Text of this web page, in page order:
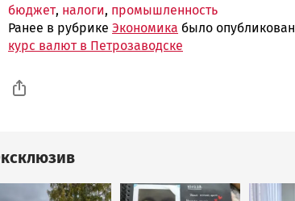
бюджет, налоги, промышленность
Ранее в рубрике Экономика было
курс валют в Петрозаводске
Image